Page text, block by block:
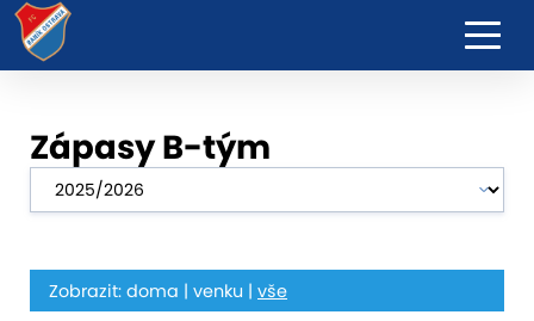
Zápasy B-tým
Zobrazit: doma | venku | vše